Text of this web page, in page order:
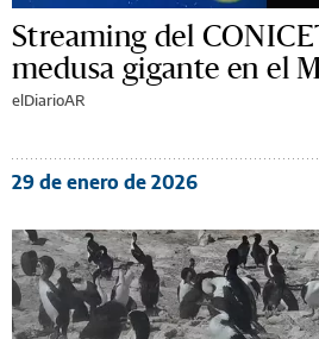
Streaming del
medusa gigante en el
elDiarioAR
29 de enero de 2026